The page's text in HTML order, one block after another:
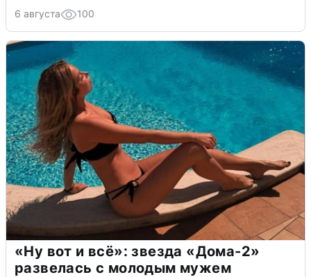
6 августа 100
«Ну вот и всё»: звезда «Дома-2»
развелась с молодым мужем